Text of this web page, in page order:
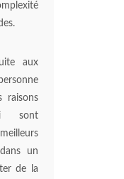
aux
raisons
sont
un
de la